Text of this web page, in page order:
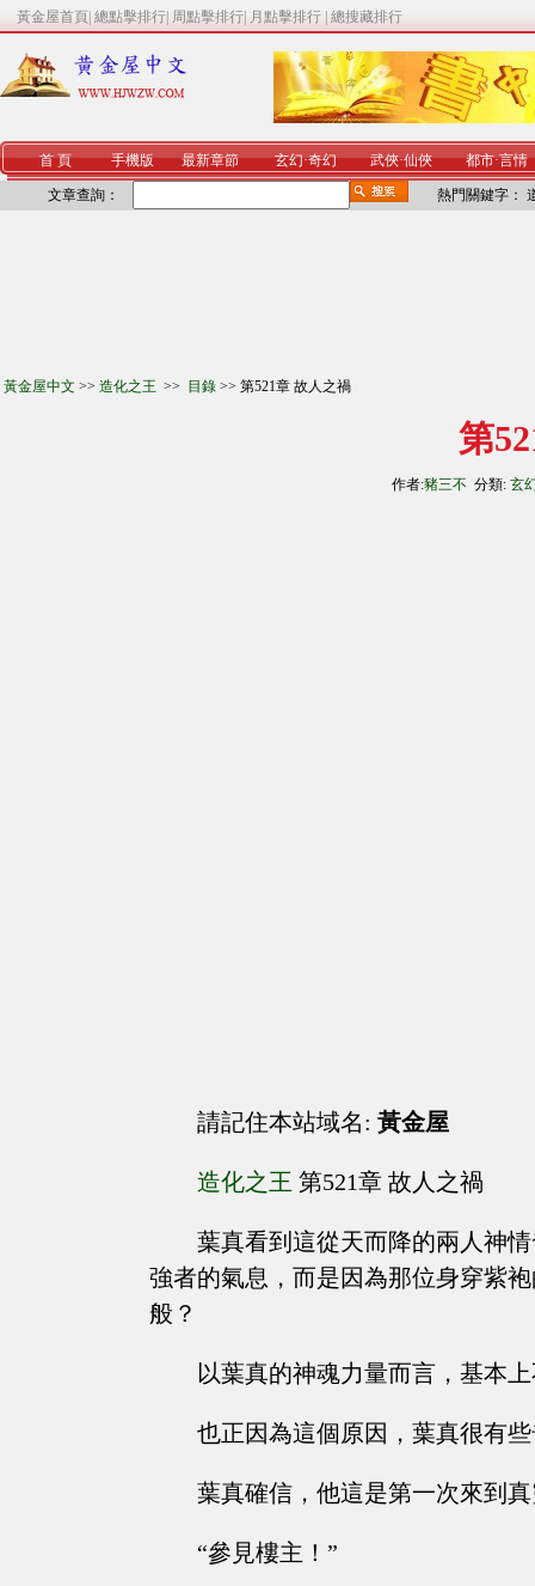
黃金屋首頁 總點擊排行 周點擊排行 月點擊排行 總搜藏排行
首 頁 手機版 最新章節 玄幻·奇幻 武俠·仙俠 都市·言情
文章查詢： 熱門關鍵字：
黃金屋中文 >> 造化之王 >> 目錄 >> 第521章 故人之禍
第
作者:豬三不 分類: 玄
請記住本站域名: 黃金屋
造化之王 第521章 故人之禍
葉真看到這從天而降的兩人神
強者的氣息，而是因為那位身穿紫
般？
以葉真的神魂力量而言，基本
也正因為這個原因，葉真很有
葉真確信，他這是第一次來到
“參見樓主！”